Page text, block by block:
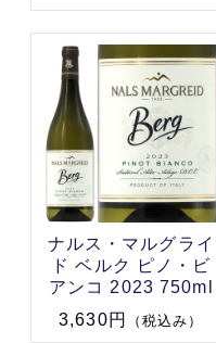
ナルス・マルグライ
ド ベルク ピノ・ビ
アンコ 2023 750ml
3,630円
（税込み）